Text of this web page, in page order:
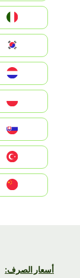
أسعار الصرف: